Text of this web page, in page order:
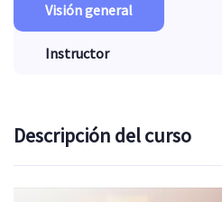
Visión general
Instructor
Descripción del curso